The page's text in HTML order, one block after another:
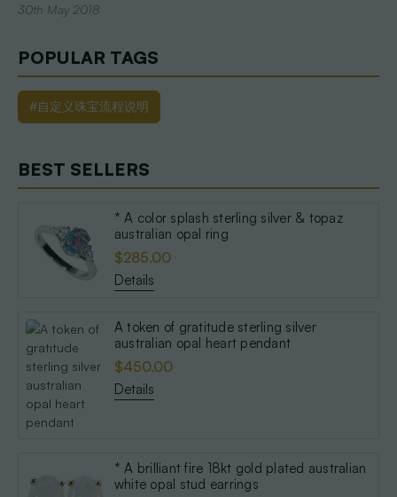
30th May 2018
POPULAR TAGS
#自定义珠宝流程说明
BEST SELLERS
* A color splash sterling silver & topaz
australian opal ring
$285.00
Details
A token of gratitude sterling silver
australian opal heart pendant
$450.00
Details
* A brilliant fire 18kt gold plated australian
white opal stud earrings